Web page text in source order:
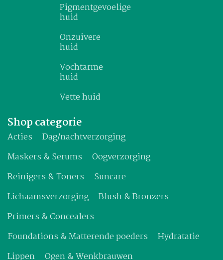
Pigmentgevoelige
huid
Onzuivere
huid
Vochtarme
huid
Vette huid
Shop categorie
Acties
Dag/nachtverzorging
Maskers & Serums
Oogverzorging
Reinigers & Toners
Suncare
Lichaamsverzorging
Blush & Bronzers
Primers & Concealers
Foundations & Matterende poeders
Hydratatie
Lippen
Ogen & Wenkbrauwen